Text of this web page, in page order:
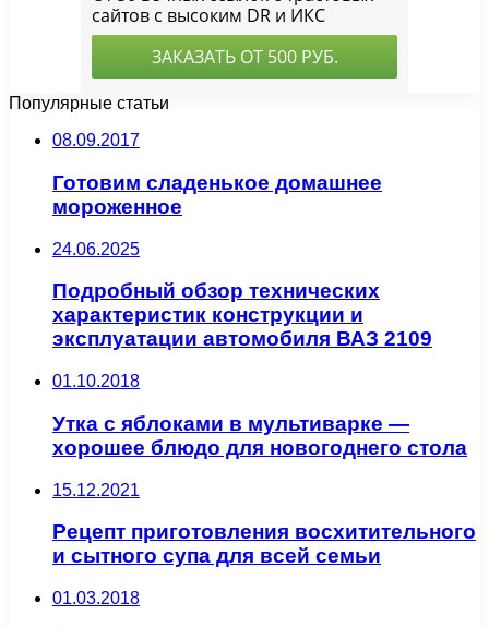
Популярные статьи
08.09.2017
Готовим сладенькое домашнее
мороженное
24.06.2025
Подробный обзор технических
характеристик конструкции и
эксплуатации автомобиля ВАЗ 2109
01.10.2018
Утка с яблоками в мультиварке —
хорошее блюдо для новогоднего стола
15.12.2021
Рецепт приготовления восхитительного
и сытного супа для всей семьи
01.03.2018